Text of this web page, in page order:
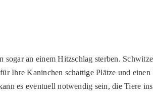
an einem Hitzschlag sterben.
Ihre Kaninchen schattige Plätze und
es eventuell notwendig sein, die Tiere